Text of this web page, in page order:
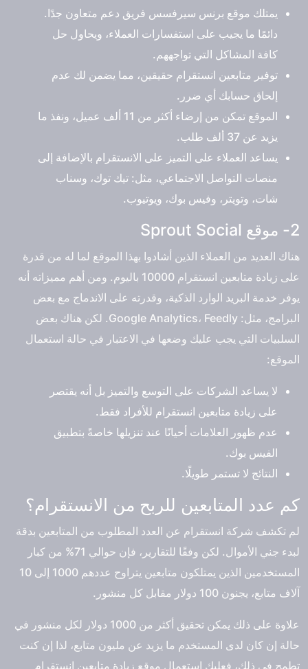
يمتلك موقع برنس سيرفسس فريق دعم متعاون جدًا.
دائمًا ما يجيب على استفسارات العملاء، ويحاول حل
كافة المشاكل التي تواجههم.
توفير متابعين انستقرام حقيقين، مما يضمن لك عدم
إلحاق حسابك أي ضرر.
الموقع تمكن من إرضاء أكثر من 11 ألف عميل، ونفذ ما
يزيد عن 37 ألف طلب.
يساعد العملاء على التميز على الانستقرام بالإضافة إلى
منصات التواصل الاجتماعي، مثل: تيك توك، وسناب
شات، وتويتر، وفيس بوك، ويوتيوب.
2- موقع Sprout Social
هناك العديد من العملاء الذين أشادوا بهذا الموقع لما له من قدرة
على زيادة متابعين انستقرام 10000 باليوم. ومن أهم مميزاته أنه
يوفر خدمة البريد الوارد الذكية، وقدرته على الاندماج مع بعض
البرامج، مثل: Google Analytics، Feedly. لكن هناك بعض
السلبيات التي يجب عليك وضعها في الاعتبار في حالة استعمال
الموقع:
لا يساعد الشركات على التوسع والتميز بل أنه يقتصر
على زيادة متابعين انستقرام للأفراد فقط.
عدم ظهور العلامات أحيانًا عند تنزيلها خاصةً بتطبيق
الفيس بوك.
النتائج لا تستمر طويلًا.
كم عدد المتابعين للربح من الانستقرام؟
لم تكشف شركة انستقرام عن العدد المطلوب من المتابعين بدقة
لبدء جني الأموال. لكن وفقًا للتقارير، فإن حوالي 71% من كبار
المستخدمين الذين يمتلكون متابعين يتراوح عددهم 1000 إلى 10
آلاف متابع، يجنون 100 دولار مقابل كل منشور.
علاوة على ذلك يمكن تحقيق أكثر من 1000 دولار لكل منشور في
حالة إن كان لدى المستخدم ما يزيد عن مليون متابع، لذا إن كنت
تطمح في ذلك، فعليك استعمال موقع زيادة متابعين انستقرام